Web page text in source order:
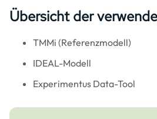
Übersicht der
TMMi (Referenzmodell)
IDEAL-Modell
Experimentus Data-Tool